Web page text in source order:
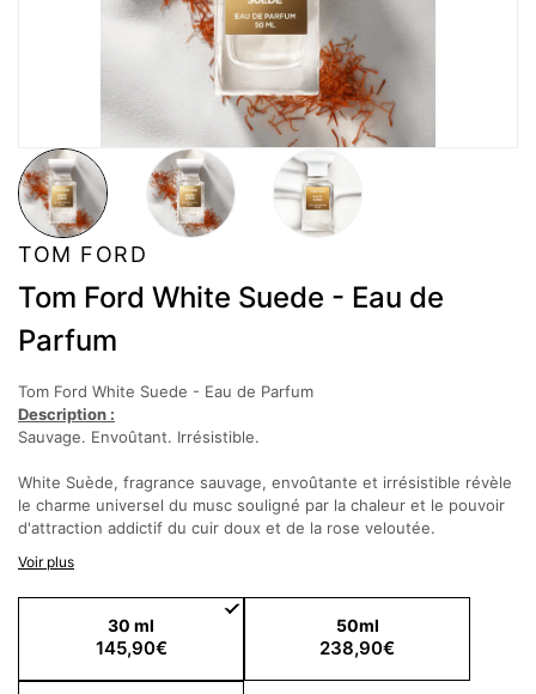
TOM FORD
Tom Ford White Suede - Eau de
Parfum
Tom Ford White Suede - Eau de Parfum
Description :
Sauvage. Envoûtant. Irrésistible.
White Suède, fragrance sauvage, envoûtante et irrésistible révèle
le charme universel du musc souligné par la chaleur et le pouvoir
d'attraction addictif du cuir doux et de la rose veloutée.
Cette élégante fragrance capture l'essence originelle de ces deux
matières souples et sensuelles, en leur donnant une nouvelle
dimension. Son intensité est soulignée grâce au daim, aux épices
et aromates tels que le safran ou le thym.
Une petite touche d'encens oliban vient sublimer les notes de
Voir plus
30 ml
145,90€
50ml
238,90€